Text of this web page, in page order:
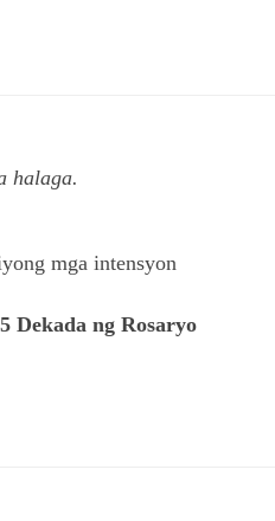
halaga.
mga intensyon
Dekada ng Rosaryo